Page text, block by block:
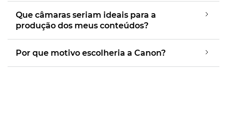
Que câmaras seriam ideais para a
produção dos meus conteúdos?
Por que motivo escolheria a Canon?